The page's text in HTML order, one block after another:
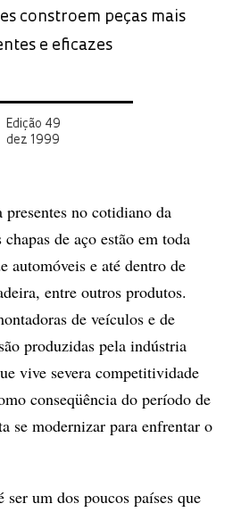
constroem peças mais
e eficazes
Edição 49
dez 1999
no cotidiano da
de aço estão em toda
automóveis e até dentro de
entre outros produtos.
de veículos e de
produzidas pela indústria
vive severa competitividade
conseqüência do período de
se modernizar para enfrentar o
um dos poucos países que